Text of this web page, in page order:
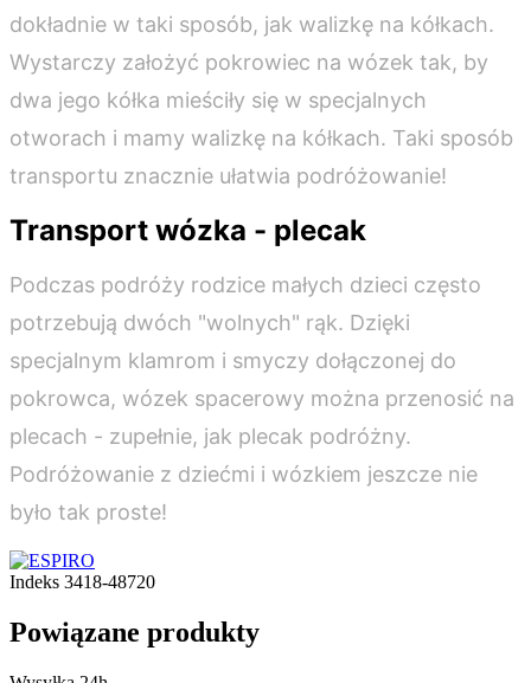
dokładnie w taki sposób, jak walizkę na kółkach.
Wystarczy założyć pokrowiec na wózek tak, by
dwa jego kółka mieściły się w specjalnych
otworach i mamy walizkę na kółkach. Taki sposób
transportu znacznie ułatwia podróżowanie!
Transport wózka - plecak
Podczas podróży rodzice małych dzieci często
potrzebują dwóch "wolnych" rąk. Dzięki
specjalnym klamrom i smyczy dołączonej do
pokrowca, wózek spacerowy można przenosić na
plecach - zupełnie, jak plecak podróżny.
Podróżowanie z dziećmi i wózkiem jeszcze nie
było tak proste!
Indeks 3418-48720
Powiązane produkty